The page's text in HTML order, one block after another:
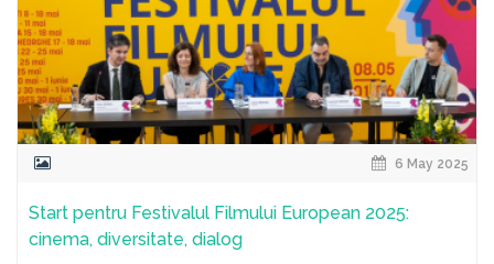
6 May 2025
Start pentru Festivalul Filmului European 2025:
cinema, diversitate, dialog